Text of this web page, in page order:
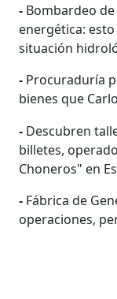
- Bombardeo
energética:
situación
- Procuraduría
bienes que
- Descubren
billetes,
Choneros" en
- Fábrica de
operaciones,